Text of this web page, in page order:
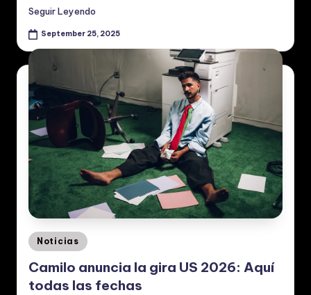
Seguir Leyendo
September 25, 2025
Posted
in
Noticias
Camilo anuncia la gira US 2026: Aquí
todas las fechas